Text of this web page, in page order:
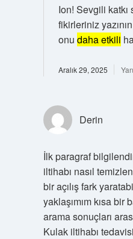
Ion! Sevgili
fikirleriniz
onu daha etkili
Aralık 29, 2025
Derin
İlk paragraf
iltihabı nasıl
bir açılış fark
yaklaşımım kısa bir
arama sonuçları
Kulak iltihabı